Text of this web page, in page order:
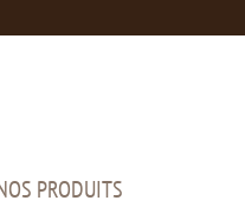
PRODUITS